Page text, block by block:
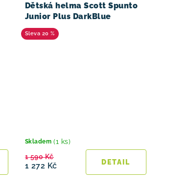
Dětská helma Scott Spunto
Junior Plus DarkBlue
20 %
Skladem (1 ks)
1 272 Kč
1 590 Kč